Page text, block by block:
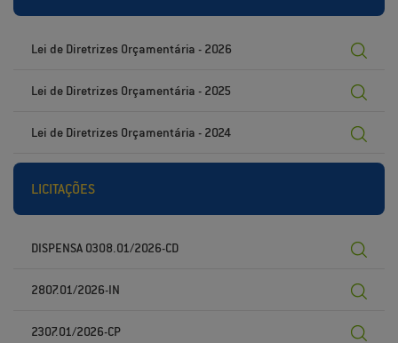
Lei de Diretrizes Orçamentária - 2026
Lei de Diretrizes Orçamentária - 2025
Lei de Diretrizes Orçamentária - 2024
LICITAÇÕES
DISPENSA 0308.01/2026-CD
2807.01/2026-IN
2307.01/2026-CP